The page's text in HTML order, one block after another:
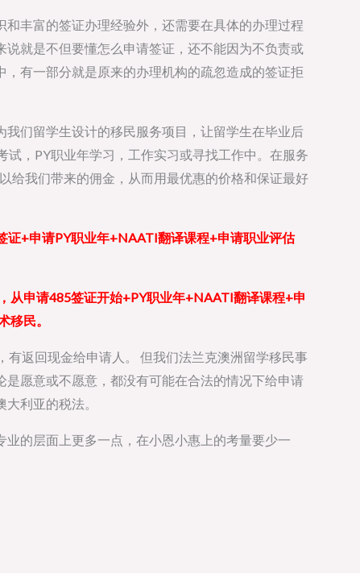
丰富的签证办理经验外，还需要在具体的办理过程
就是不但要懂怎么申请签证，还不能因为不负责或
有一部分就是原来的办理机构的疏忽造成的签证拒
们留学生设计的移民服务项目，让留学生在毕业后
，PY职业年学习，工作实习或寻找工作中。在服务
给我们带来的佣金，从而用最优惠的价格和保证最好
+申请PY职业年+NAATI翻译课程+申请职业评估
从申请485签证开始+PY职业年+NAATI翻译课程+申
移民。
返回现金给申请人。 但我们法兰克澳洲留学移民事
愿意或不愿意，都没有可能在合法的情况下给申请
利亚的税法。
的层面上更多一点，在小恩小惠上的考量要少一